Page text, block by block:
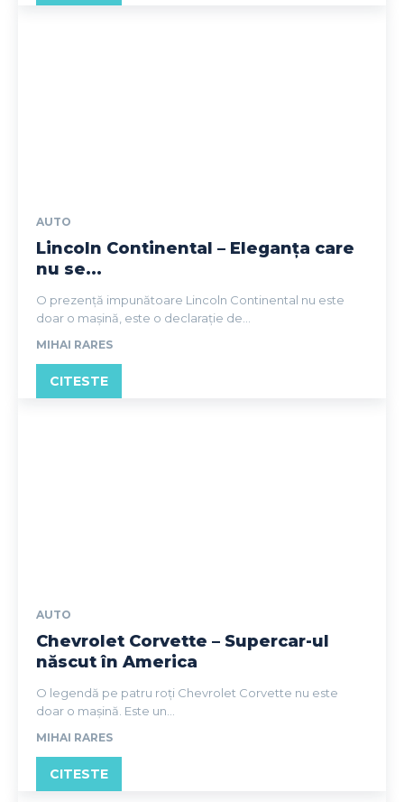
AUTO
Lincoln Continental – Eleganța care
nu se...
O prezență impunătoare Lincoln Continental nu este
doar o mașină, este o declarație de...
MIHAI RARES
CITESTE
AUTO
Chevrolet Corvette – Supercar-ul
născut în America
O legendă pe patru roți Chevrolet Corvette nu este
doar o mașină. Este un...
MIHAI RARES
CITESTE